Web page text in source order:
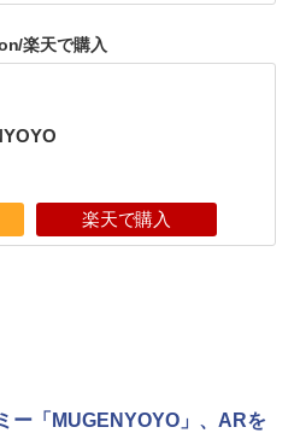
楽天で購入
楽天で購入
ー「MUGENYOYO」、ARを